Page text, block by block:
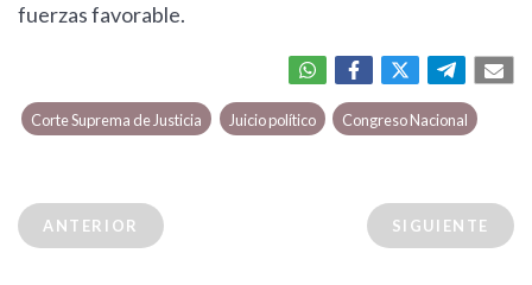
fuerzas favorable.
Corte Suprema de Justicia Juicio político Congreso Nacional
ANTERIOR SIGUIENTE